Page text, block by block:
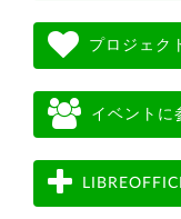
プロジェク
イベントに